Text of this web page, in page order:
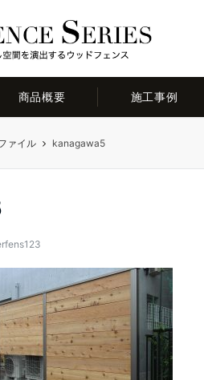
商品概要 施工事例
ァイル kanagawa5